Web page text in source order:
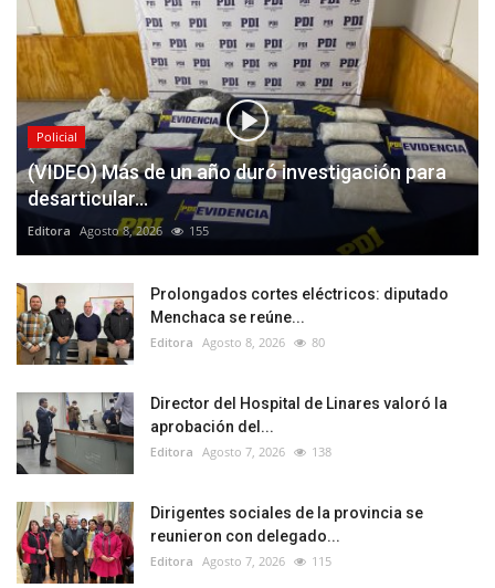
Policial
(VIDEO) Más de un año duró investigación para
desarticular...
Editora Agosto 8, 2026 155
Prolongados cortes eléctricos: diputado
Menchaca se reúne...
Editora Agosto 8, 2026 80
Director del Hospital de Linares valoró la
aprobación del...
Editora Agosto 7, 2026 138
Dirigentes sociales de la provincia se
reunieron con delegado...
Editora Agosto 7, 2026 115